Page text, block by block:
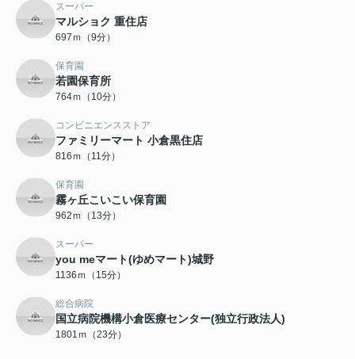
スーパー
マルショク 重住店
697ｍ（9分）
保育園
若園保育所
764ｍ（10分）
コンビニエンスストア
ファミリーマート 小倉黒住店
816ｍ（11分）
保育園
霧ヶ丘こいこい保育園
962ｍ（13分）
スーパー
you meマート(ゆめマート)城野
1136ｍ（15分）
総合病院
国立病院機構小倉医療センター(独立行政法人)
1801ｍ（23分）